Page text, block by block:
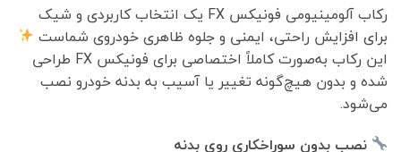
رکاب آلومینیومی فونيكس FX یک انتخاب کاربردی و شیک
برای افزایش راحتی، ایمنی و جلوه ظاهری خودروی شماست
این رکاب به‌صورت کاملاً اختصاصی برای فونيكس FX طراحی
شده و بدون هیچ‌گونه تغییر یا آسیب به بدنه خودرو نصب
می‌شود.
نصب بدون سوراخکاری روی بدنه